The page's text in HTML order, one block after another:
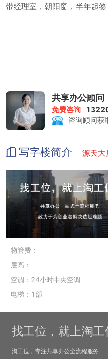
带经理室，朝阳窗，半年起签
共享办公顾问
免费咨询
咨询顾问获
写字楼简介 源天大
物管费：
层高：
空调：24小时中央空调
电梯：1部
找工位，就上淘工
淘工位，专注共享办公全流程服务